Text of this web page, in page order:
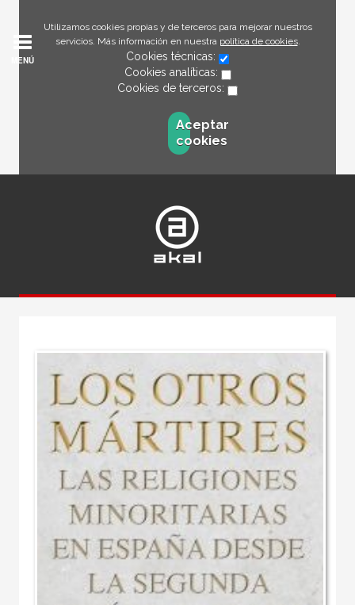
Utilizamos cookies propias y de terceros para mejorar nuestros
servicios. Más información en nuestra política de cookies.
Cookies técnicas:
Cookies analíticas:
Cookies de terceros:
Aceptar
cookies
MENÚ